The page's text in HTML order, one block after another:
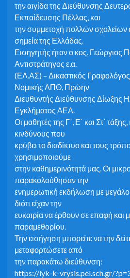
την αιγίδα της Διεύθυνσης
Εκπαίδευσης Πέλλας, και
την συμμετοχή πολλών σχολείων
σημεία της Ελλάδας.
Εισηγητής ήταν ο κος. Γεώργιος
Αντιστράτηγος ε.α.
(ΕΛ.ΑΣ) – Δικαστικός
Νομικής ΑΠΘ, Πρώην
Διευθυντής Διεύθυνσης Δίωξης
Εγκλήματος ΑΕΑ.
Οι μαθητές της Γ΄, Ε΄ και Στ΄
κινδύνους που
κρύβει το διαδίκτυο και τους
χρησιμοποιούμε
στην καθημερινότητά μας. Οι
παρακολούθησαν την
ενημερωτική εκδήλωση με μεγάλο
διότι είχαν την
ευκαιρία να έρθουν σε επαφή και
παραμεθορίου.
Την εισήγηση μπορείτε να την
μεταφορτώσετε από
την παρακάτω διεύθυνση:
https://lyk-k-vrysis.pel.sch.gr/